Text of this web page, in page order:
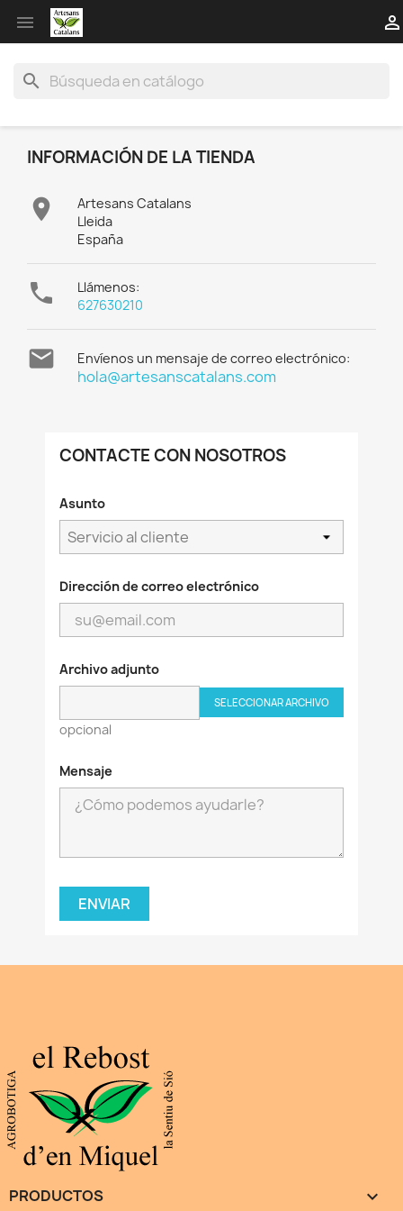
 
search
INFORMACIÓN DE LA TIENDA

Artesans Catalans
Lleida
España

Llámenos:
627630210
 Envíenos un mensaje de correo electrónico:
hola@artesanscatalans.com
CONTACTE CON NOSOTROS
Asunto
Dirección de correo electrónico
Archivo adjunto
SELECCIONAR ARCHIVO
opcional
Mensaje
PRODUCTOS 